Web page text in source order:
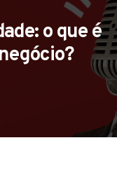
o que é